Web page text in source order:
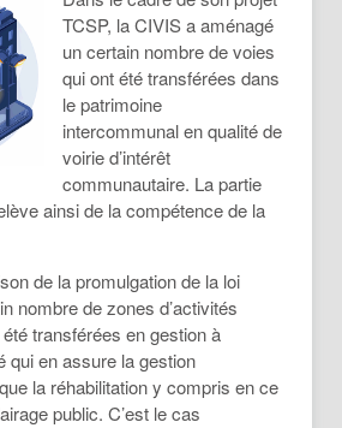
TCSP, la CIVIS a aménagé
un certain nombre de voies
qui ont été transférées dans
le patrimoine
intercommunal en qualité de
voirie d’intérêt
communautaire. La partie
ainsi de la compétence de la
de la promulgation de la loi
nombre de zones d’activités
transférées en gestion à
qui en assure la gestion
la réhabilitation y compris en ce
public. C’est le cas